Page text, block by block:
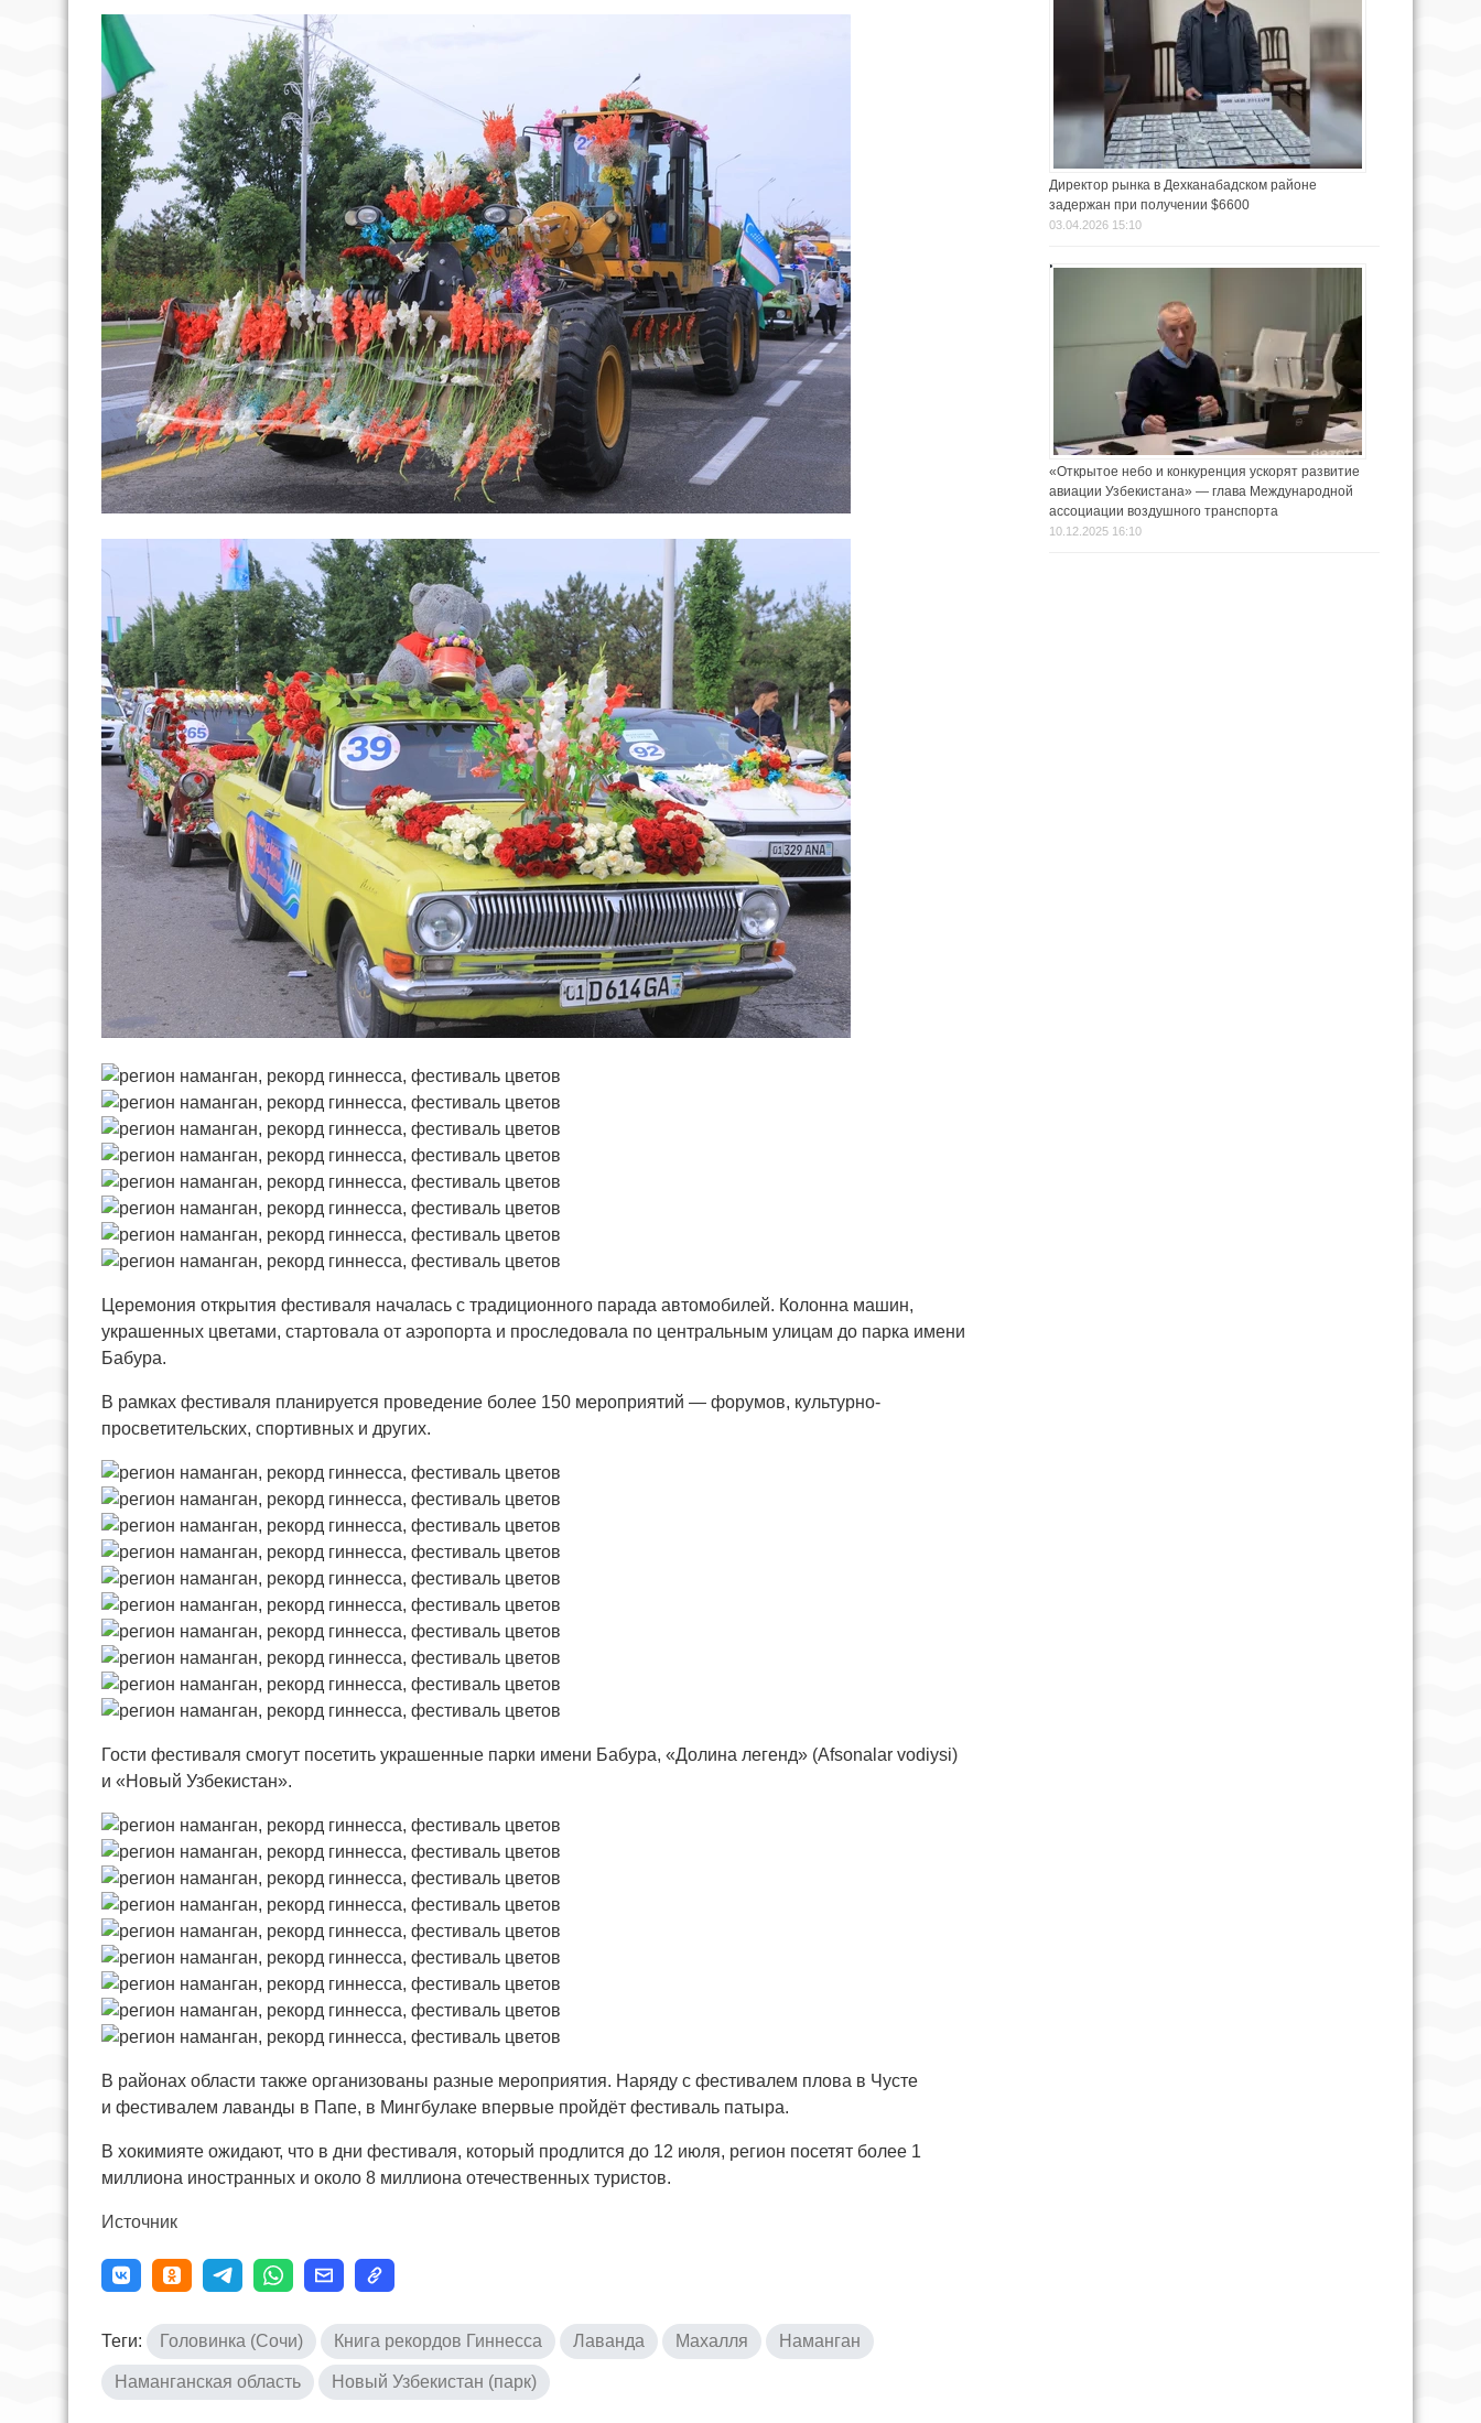
Церемония открытия фестиваля началась с традиционного парада автомобилей. Колонна машин,
украшенных цветами, стартовала от аэропорта и проследовала по центральным улицам до парка имени
Бабура.
В рамках фестиваля планируется проведение более 150 мероприятий — форумов, культурно-
просветительских, спортивных и других.
Гости фестиваля смогут посетить украшенные парки имени Бабура, «Долина легенд» (Afsonalar vodiysi)
и «Новый Узбекистан».
В районах области также организованы разные мероприятия. Наряду с фестивалем плова в Чусте
и фестивалем лаванды в Папе, в Мингбулаке впервые пройдёт фестиваль патыра.
В хокимияте ожидают, что в дни фестиваля, который продлится до 12 июля, регион посетят более 1
миллиона иностранных и около 8 миллиона отечественных туристов.
Источник
Теги: Головинка (Сочи) Книга рекордов Гиннесса Лаванда Махалля Наманган
Наманганская область Новый Узбекистан (парк)
Директор рынка в Дехканабадском районе
задержан при получении $6600
03.04.2026 15:10
«Открытое небо и конкуренция ускорят развитие
авиации Узбекистана» — глава Международной
ассоциации воздушного транспорта
10.12.2025 16:10